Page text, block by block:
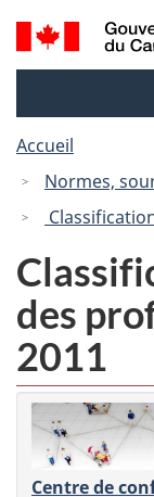
Recherche
et
Accueil
Normes,
des
2011
Centre de